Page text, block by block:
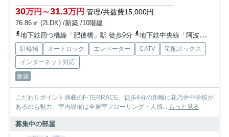
30万円～31.3万円 管理/共益費15,000円
76.86㎡ (2LDK) /新築 /10階建
地下鉄四つ橋線「肥後橋」駅 徒歩9分
地下鉄中央線「阿波座」駅 徒歩10分
駐輪場 オートロック エレベーター CATV
宅配ボックス
インターネット対応
新築
こだわりポイント満載のF-TERRACE。徒歩4分の距離に花乃井中学校が
あるのも魅力。室内設備は全居室フローリング・人感... もっと見る
募集中の部屋